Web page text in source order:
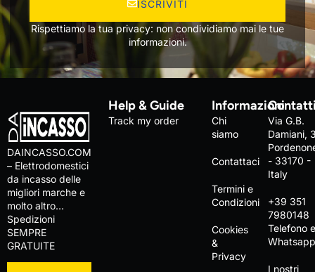
ISCRIVITI
Rispettiamo la tua privacy: non condividiamo mai le tue
informazioni.
DAINCASSO.COM
– Elettrodomestici
da incasso delle
migliori marche e
molto altro…
Spedizioni
SEMPRE
GRATUITE
Help & Guide
Track my order
Informazioni
Chi
siamo
Contattaci
Termini e
Condizioni
Cookies
&
Privacy
Via G.B.
Damiani,
- 33170 -
Italy
+39 351
7980148
Telefono
I nostri